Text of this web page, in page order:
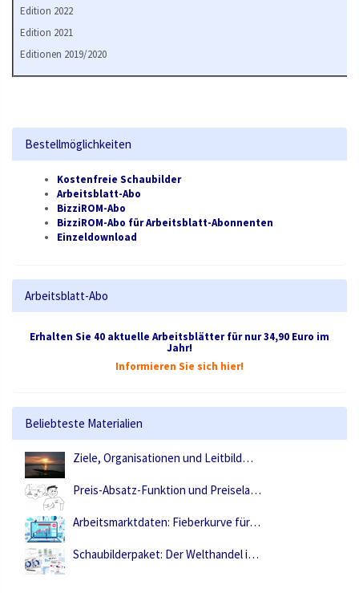
Edition 2022
Edition 2021
Editionen 2019/2020
Bestellmöglichkeiten
Kostenfreie Schaubilder
Arbeitsblatt-Abo
BizziROM-Abo
BizziROM-Abo für Arbeitsblatt-Abonnenten
Einzeldownload
Arbeitsblatt-Abo
Erhalten Sie 40 aktuelle Arbeitsblätter für nur 34,90 Euro im
Jahr!
Informieren Sie sich hier!
Beliebteste Materialien
Ziele, Organisationen und Leitbild…
Preis-Absatz-Funktion und Preisela…
Arbeitsmarktdaten: Fieberkurve für…
Schaubilderpaket: Der Welthandel i…